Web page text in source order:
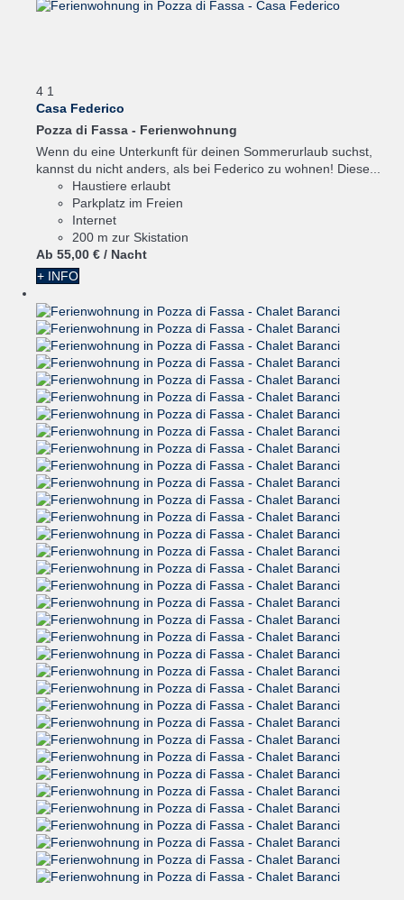
4 1
Casa Federico
Pozza di Fassa - Ferienwohnung
Wenn du eine Unterkunft für deinen Sommerurlaub suchst,
kannst du nicht anders, als bei Federico zu wohnen! Diese...
Haustiere erlaubt
Parkplatz im Freien
Internet
200 m zur Skistation
Ab 55,00 € / Nacht
+ INFO